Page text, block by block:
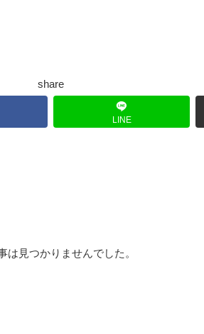
share
LINE
は見つかりませんでした。